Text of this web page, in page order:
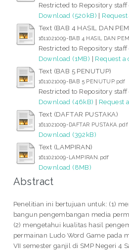
Restricted to Repository
Download (520kB) |
Text (BAB 4 HASIL DAN
1611021009-BAB 4 HASIL DAN
Restricted to Repository
Download (1MB) | Request a
Text (BAB 5 PENUTUP)
1611021009-BAB 5 PENUTUP.pdf
Restricted to Repository
Download (46kB) | Request
Text (DAFTAR PUSTAKA)
1611021009-DAFTAR PUSTAKA.pdf
Download (392kB)
Text (LAMPIRAN)
1611021009-LAMPIRAN.pdf
Download (8MB)
Abstract
Penelitian ini bertujuan untuk: (1)
bangun pengembangan media
(2) mengetahui kualitas hasil
permainan Ludo Word Game pada
VII semester ganjil di SMP Negeri 4